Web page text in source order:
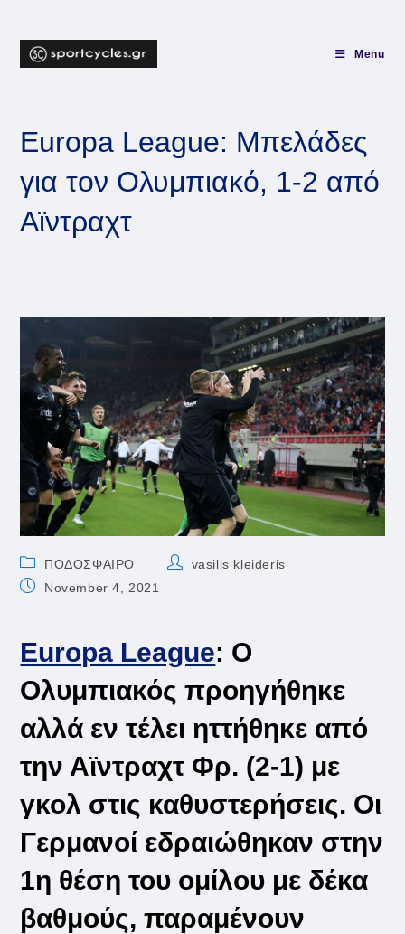
content
Menu
Europa League: Μπελάδες
για τον Ολυμπιακό, 1-2 από
Αϊντραχτ
Post
category:
ΠΟΔΟΣΦΑΙΡΟ
Postvasilis kleideris
PostNovember 4, 2021
Europa League: Ο
Ολυμπιακός προηγήθηκε
αλλά εν τέλει ηττήθηκε από
την Αϊντραχτ Φρ. (2-1) με
γκολ στις καθυστερήσεις. Οι
Γερμανοί εδραιώθηκαν στην
1η θέση του ομίλου με δέκα
βαθμούς, παραμένουν